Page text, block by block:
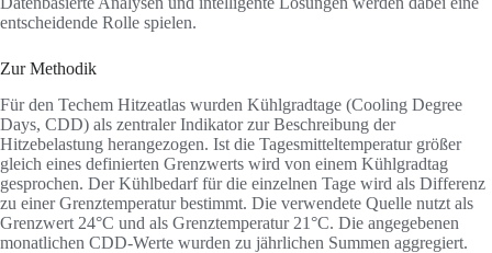
entscheidende Rolle spielen.
Zur Methodik
Für den Techem Hitzeatlas wurden Kühlgradtage (Cooling Degree
Days, CDD) als zentraler Indikator zur Beschreibung der
Hitzebelastung herangezogen. Ist die Tagesmitteltemperatur größer
gleich eines definierten Grenzwerts wird von einem Kühlgradtag
gesprochen. Der Kühlbedarf für die einzelnen Tage wird als Differenz
zu einer Grenztemperatur bestimmt. Die verwendete Quelle nutzt als
Grenzwert 24°C und als Grenztemperatur 21°C. Die angegebenen
monatlichen CDD-Werte wurden zu jährlichen Summen aggregiert.